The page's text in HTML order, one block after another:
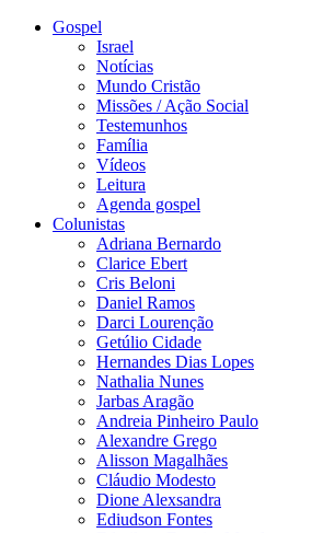
Gospel
Israel
Notícias
Mundo Cristão
Missões / Ação Social
Testemunhos
Família
Vídeos
Leitura
Agenda gospel
Colunistas
Adriana Bernardo
Clarice Ebert
Cris Beloni
Daniel Ramos
Darci Lourenção
Getúlio Cidade
Hernandes Dias Lopes
Nathalia Nunes
Jarbas Aragão
Andreia Pinheiro Paulo
Alexandre Grego
Alisson Magalhães
Cláudio Modesto
Dione Alexsandra
Ediudson Fontes